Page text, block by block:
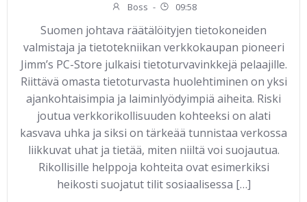
Boss - 09:58
Suomen johtava räätälöityjen tietokoneiden
valmistaja ja tietotekniikan verkkokaupan pioneeri
Jimm’s PC-Store julkaisi tietoturvavinkkejä pelaajille.
Riittävä omasta tietoturvasta huolehtiminen on yksi
ajankohtaisimpia ja laiminlyödyimpiä aiheita. Riski
joutua verkkorikollisuuden kohteeksi on alati
kasvava uhka ja siksi on tärkeää tunnistaa verkossa
liikkuvat uhat ja tietää, miten niiltä voi suojautua.
Rikollisille helppoja kohteita ovat esimerkiksi
heikosti suojatut tilit sosiaalisessa […]